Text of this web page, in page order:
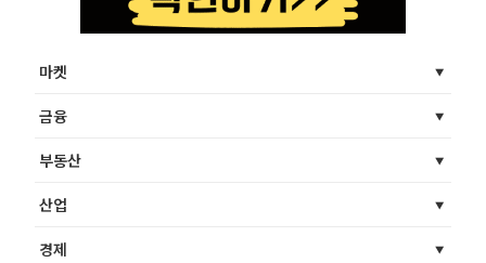
마켓
금융
부동산
산업
경제